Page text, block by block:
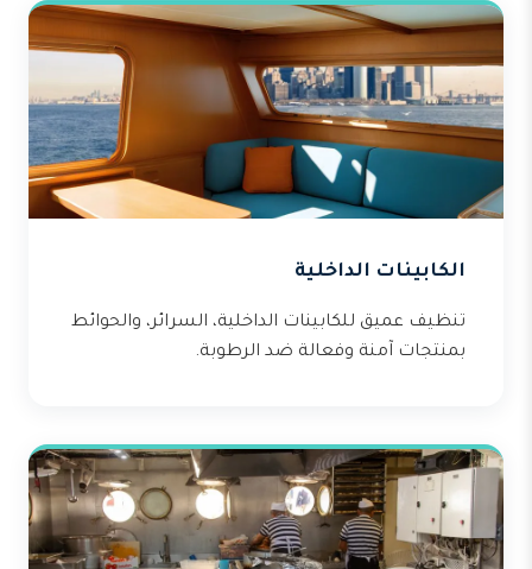
الكابينات الداخلية
تنظيف عميق للكابينات الداخلية، السرائر، والحوائط
بمنتجات آمنة وفعالة ضد الرطوبة.